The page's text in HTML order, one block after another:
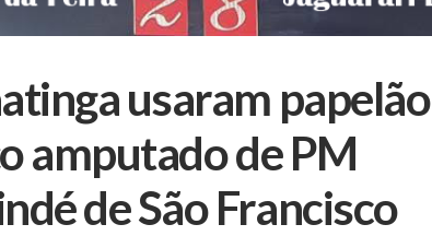
usaram papelão
amputado de PM
de São Francisco